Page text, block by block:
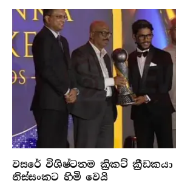
වසරේ විශිෂ්ටතම ක්‍රිකට්
නිස්සංකට හිමි වෙයි